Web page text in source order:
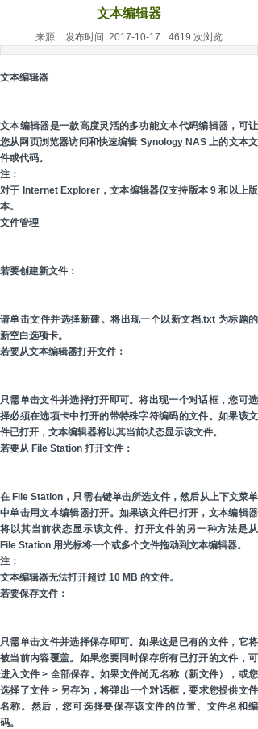
文本编辑器
来源: 发布时间: 2017-10-17 4619 次浏览
文本编辑器
文本编辑器是一款高度灵活的多功能文本代码编辑器，可让
您从网页浏览器访问和快速编辑 Synology NAS 上的文本文
件或代码。
注：
对于 Internet Explorer，文本编辑器仅支持版本 9 和以上版
本。
文件管理
若要创建新文件：
请单击文件并选择新建。将出现一个以新文档.txt 为标题的
新空白选项卡。
若要从文本编辑器打开文件：
只需单击文件并选择打开即可。将出现一个对话框，您可选
择必须在选项卡中打开的带特殊字符编码的文件。如果该文
件已打开，文本编辑器将以其当前状态显示该文件。
若要从 File Station 打开文件：
在 File Station，只需右键单击所选文件，然后从上下文菜单
中单击用文本编辑器打开。如果该文件已打开，文本编辑器
将以其当前状态显示该文件。打开文件的另一种方法是从
File Station 用光标将一个或多个文件拖动到文本编辑器。
注：
文本编辑器无法打开超过 10 MB 的文件。
若要保存文件：
只需单击文件并选择保存即可。如果这是已有的文件，它将
被当前内容覆盖。如果您要同时保存所有已打开的文件，可
进入文件 > 全部保存。如果文件尚无名称（新文件），或您
选择了文件 > 另存为，将弹出一个对话框，要求您提供文件
名称。然后，您可选择要保存该文件的位置、文件名和编
码。